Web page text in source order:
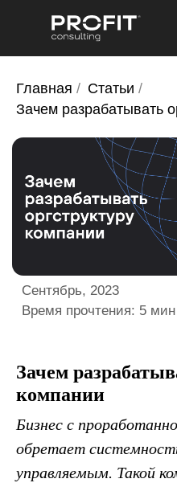
Главная / Статьи /
Зачем разрабатывать
Сентябрь, 2023
Время прочтения: 5 мин
Зачем
компании
Бизнес с
обретает
управляемым. Такой